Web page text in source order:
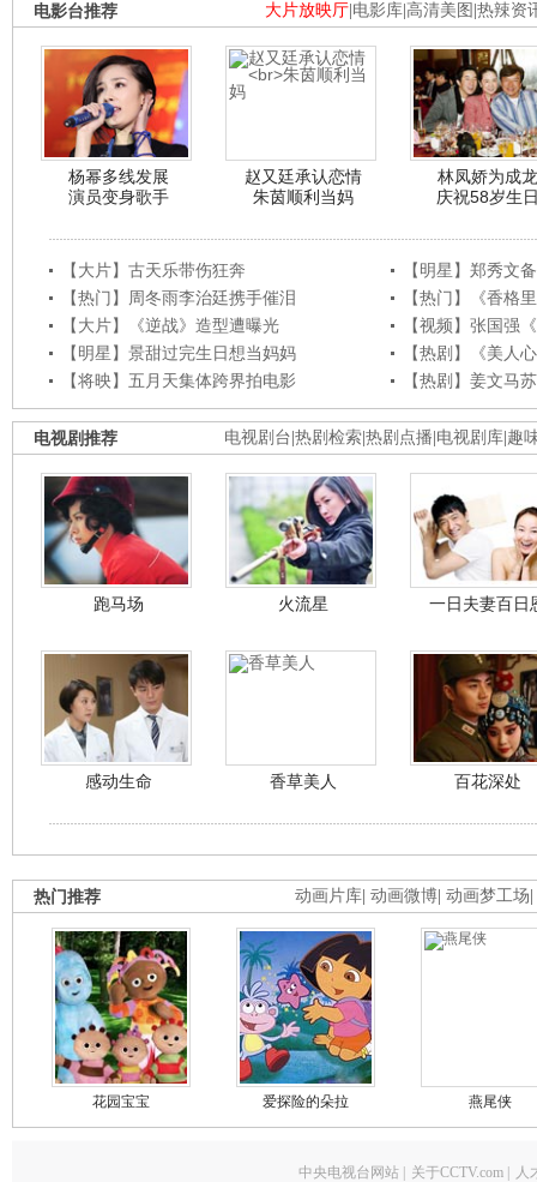
大片放映厅 电影库 高清美图 热辣资
电影台推荐
杨幂多线发展
演员变身歌手
赵又廷承认恋情
朱茵顺利当妈
林凤娇为成龙
庆祝58岁生
【大片】古天乐带伤狂奔
【明星】郑秀文
【热门】周冬雨李治廷携手催泪
【热门】《香格
【大片】《逆战》造型遭曝光
【视频】张国强
【明星】景甜过完生日想当妈妈
【热剧】《美人
【将映】五月天集体跨界拍电影
【热剧】姜文马
电视剧台 热剧检索 热剧点播 电视剧库 趣
电视剧推荐
跑马场 火流星 一日夫妻百日
感动生命 香草美人 百花深处
动画片库 动画微博 动画梦工场
热门推荐
花园宝宝 爱探险的朵拉 燕尾侠
中央电视台网站 关于CCTV.com 人